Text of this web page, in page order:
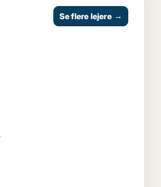
Se flere lejere →